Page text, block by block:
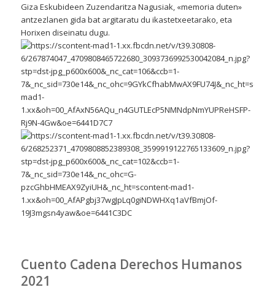
Giza Eskubideen Zuzendaritza Nagusiak, «memoria duten»
antzezlanen gida bat argitaratu du ikastetxeetarako, eta
Horixen diseinatu dugu.
Cuento Cadena Derechos Humanos
2021